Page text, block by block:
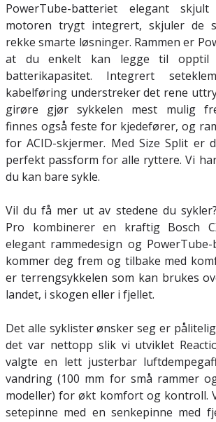
PowerTube-batteriet elegant
motoren trygt integrert, skjuler de
rekke smarte løsninger. Rammen er
at du enkelt kan legge til opptil
batterikapasitet. Integrert
kabelføring understreker det rene
girøre gjør sykkelen mest mulig
finnes også feste for kjedefører, og
for ACID-skjermer. Med Size Split er
perfekt passform for alle ryttere. Vi
du kan bare sykle.
Vil du få mer ut av stedene du
Pro kombinerer en kraftig Bosch
elegant rammedesign og
kommer deg frem og tilbake med
er terrengsykkelen som kan brukes
landet, i skogen eller i fjellet.
Det alle syklister ønsker seg er
det var nettopp slik vi utviklet
valgte en lett justerbar
vandring (100 mm for små rammer
modeller) for økt komfort og kontroll.
setepinne med en senkepinne med